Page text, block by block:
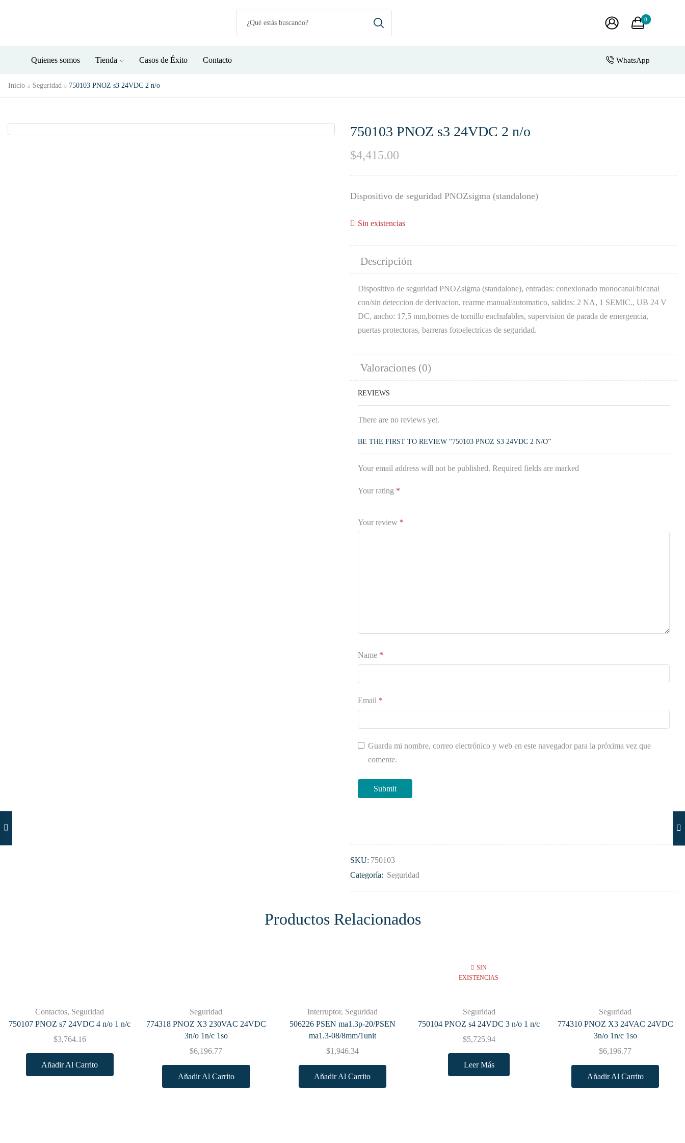
0
Quienes somos Tienda Casos de Éxito Contacto WhatsApp
Inicio Seguridad 750103 PNOZ s3 24VDC 2 n/o
750103 PNOZ s3 24VDC 2 n/o
$4,415.00
Dispositivo de seguridad PNOZsigma (standalone)
Sin existencias
Descripción
Dispositivo de seguridad PNOZsigma (standalone), entradas: conexionado monocanal/bicanal
con/sin deteccion de derivacion, rearme manual/automatico, salidas: 2 NA, 1 SEMIC., UB 24 V
DC, ancho: 17,5 mm,bornes de tornillo enchufables, supervision de parada de emergencia,
puertas protectoras, barreras fotoelectricas de seguridad.
Valoraciones (0)
REVIEWS
There are no reviews yet.
BE THE FIRST TO REVIEW “750103 PNOZ S3 24VDC 2 N/O”
Your email address will not be published. Required fields are marked
Your rating *
Your review *
Name *
Email *
Guarda mi nombre, correo electrónico y web en este navegador para la próxima vez que
comente.
SKU: 750103
Categoría: Seguridad
Productos Relacionados
Contactos, Seguridad
750107 PNOZ s7 24VDC 4 n/o 1 n/c
$3,764.16
Añadir Al Carrito
Seguridad
774318 PNOZ X3 230VAC 24VDC
3n/o 1n/c 1so
$6,196.77
Añadir Al Carrito
Interruptor, Seguridad
506226 PSEN ma1.3p-20/PSEN
ma1.3-08/8mm/1unit
$1,946.34
Añadir Al Carrito
SIN
EXISTENCIAS
Seguridad
750104 PNOZ s4 24VDC 3 n/o 1 n/c
$5,725.94
Leer Más
Seguridad
774310 PNOZ X3 24VAC 24VDC
3n/o 1n/c 1so
$6,196.77
Añadir Al Carrito